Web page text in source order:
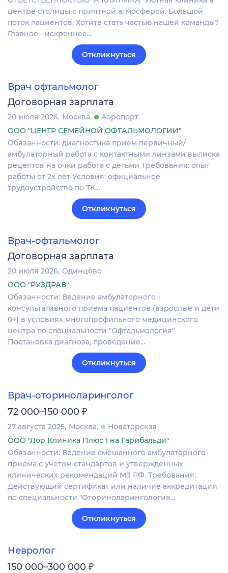
центре столицы с приятной атмосферой. Большой
поток пациентов. Хотите стать частью нашей команды?
Главное - искреннее…
Откликнуться
Врач офтальмолог
Договорная зарплата
20 июля 2026 Москва
Аэропорт
ООО "ЦЕНТР СЕМЕЙНОЙ ОФТАЛЬМОЛОГИИ"
Обязанности: диагностика прием первичный/
амбулаторный работа с контактными линзами выписка
рецептов на очки работа с детьми Требования: опыт
работы от 2х лет Условия: официальное
трудоустройство по ТК…
Откликнуться
Врач-офтальмолог
Договорная зарплата
20 июля 2026 Одинцово
ООО "РУЗДРАВ"
Обязанности: Ведение амбулаторного
консультативного приема пациентов (взрослые и дети
0+) в условиях многопрофильного медицинского
центра по специальности "Офтальмология"
Постановка диагноза‚ проведение…
Откликнуться
Врач-оториноларинголог
72 000–150 000 ₽
27 августа 2025 Москва
Новаторская
ООО "Лор Клиника Плюс 1 на Гарибальди"
Обязанности: Ведение смешанного амбулаторного
приема с учетом стандартов и утвержденных
клинических рекомендаций МЗ РФ. Требования:
Действующий сертификат или наличие аккредитации
по специальности "Оториноларингология…
Откликнуться
Невролог
150 000–300 000 ₽